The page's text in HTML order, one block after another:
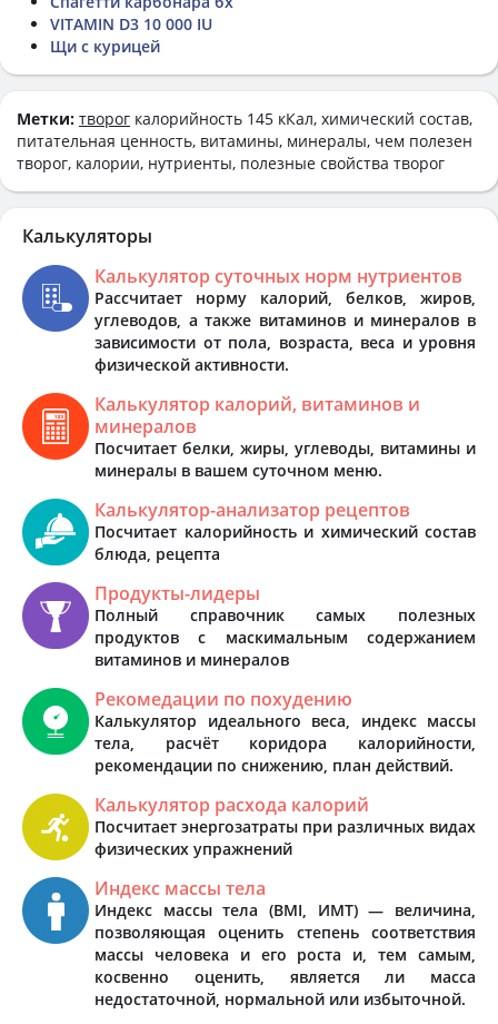
VITAMIN D3 10 000 IU
Щи с курицей
Метки: творог калорийность 145 кКал, химический состав,
питательная ценность, витамины, минералы, чем полезен
творог, калории, нутриенты, полезные свойства творог
Калькуляторы
Калькулятор суточных норм нутриентов
Рассчитает норму калорий, белков, жиров,
углеводов, а также витаминов и минералов в
зависимости от пола, возраста, веса и уровня
физической активности.
Калькулятор калорий, витаминов и
минералов
Посчитает белки, жиры, углеводы, витамины и
минералы в вашем суточном меню.
Калькулятор-анализатор рецептов
Посчитает калорийность и химический состав
блюда, рецепта
Продукты-лидеры
Полный справочник самых полезных
продуктов с маскимальным содержанием
витаминов и минералов
Рекомедации по похудению
Калькулятор идеального веса, индекс массы
тела, расчёт коридора калорийности,
рекомендации по снижению, план действий.
Калькулятор расхода калорий
Посчитает энергозатраты при различных видах
физических упражнений
Индекс массы тела
Индекс массы тела (BMI, ИМТ) — величина,
позволяющая оценить степень соответствия
массы человека и его роста и, тем самым,
косвенно оценить, является ли масса
недостаточной, нормальной или избыточной.